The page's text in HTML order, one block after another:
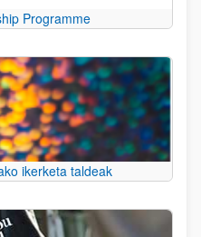
Programme
ikerketa taldeak